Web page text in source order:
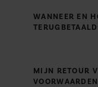
WANNEER EN
MIJN RETOUR